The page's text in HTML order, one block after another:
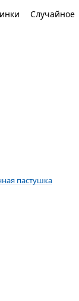
Случайное
пастушка